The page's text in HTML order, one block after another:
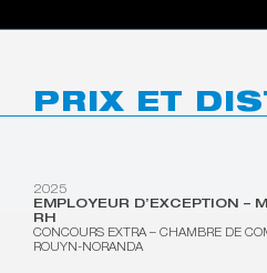
PRIX ET
2025
EMPLOYEUR D’EXCEPTION –
RH
CONCOURS EXTRA – CHAMBRE DE
ROUYN-NORANDA